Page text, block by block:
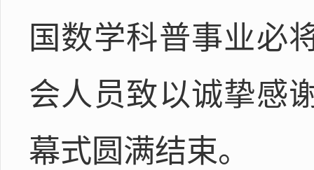
国数学科普事业必
会人员致以诚挚感
幕式圆满结束。